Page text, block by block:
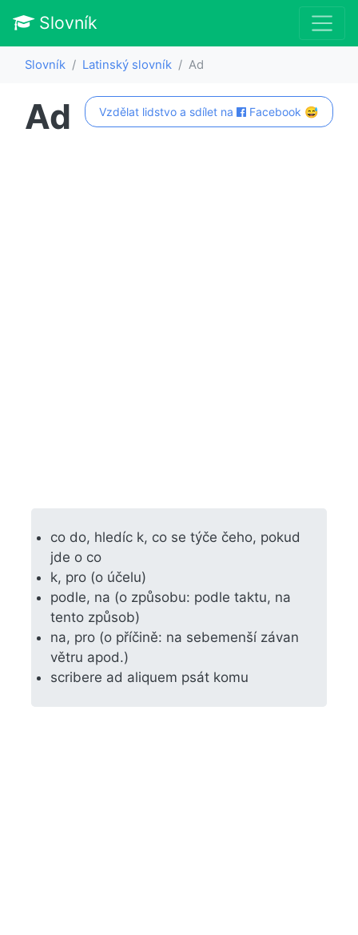
Slovník
Slovník Latinský slovník Ad
Vzdělat lidstvo a sdílet na Facebook 😅
Ad
co do, hledíc k, co se týče čeho, pokud
jde o co
k, pro (o účelu)
podle, na (o způsobu: podle taktu, na
tento způsob)
na, pro (o příčině: na sebemenší závan
větru apod.)
scribere ad aliquem psát komu